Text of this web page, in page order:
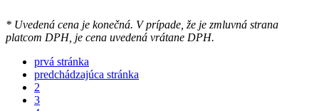
* Uvedená cena je konečná. V prípade, že je zmluvná strana
platcom DPH, je cena uvedená vrátane DPH.
prvá stránka
predchádzajúca stránka
2
3